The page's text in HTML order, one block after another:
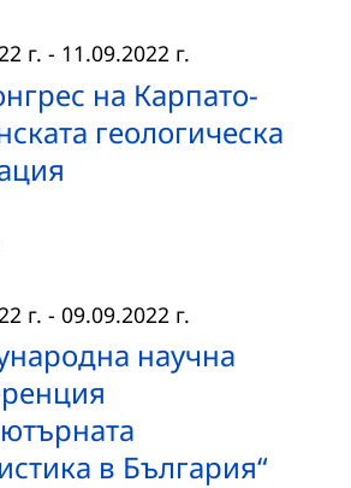
на Карпато-
геологическа
г. - 11.09.2022 г.
научна
в България“
г. - 09.09.2022 г.